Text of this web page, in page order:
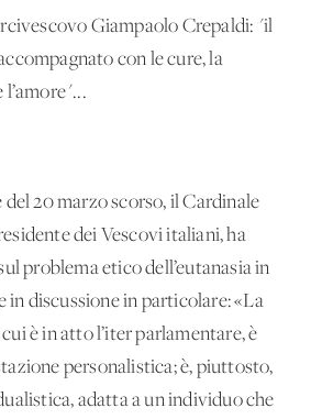
Giampaolo Crepaldi: "il
con le cure, la
20 marzo scorso, il Cardinale
dei Vescovi italiani, ha
problema etico dell’eutanasia in
in discussione in particolare: «La
è in atto l’iter parlamentare, è
personalistica; è, piuttosto,
adatta a un individuo che